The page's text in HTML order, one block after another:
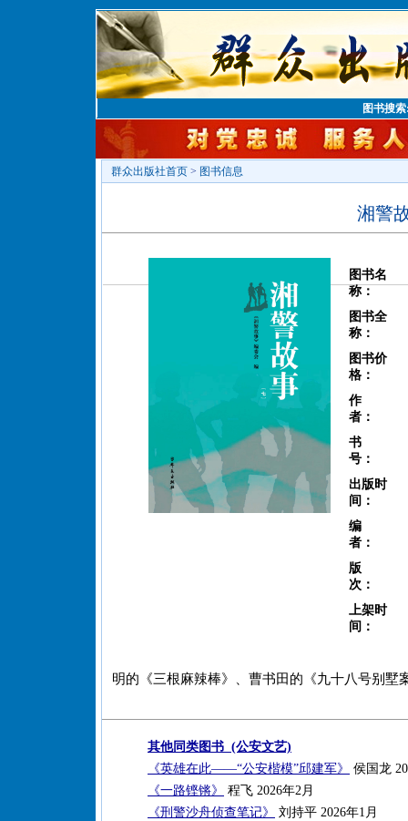
图书搜
群众出版社首页 > 图书信息
湘警
图书名
称：
图书全
称：
图书价
格：
作
者：
书
号：
出版时
间：
编
者：
版
次：
上架时
间：
明的《三根麻辣棒》、曹书田的《九十八号别
其他同类图书 (公安文艺)
《英雄在此——“公安楷模”邱建军》
侯国龙
《一路铿锵》
程飞 2026年2月
《刑警沙舟侦查笔记》
刘持平 2026年1月